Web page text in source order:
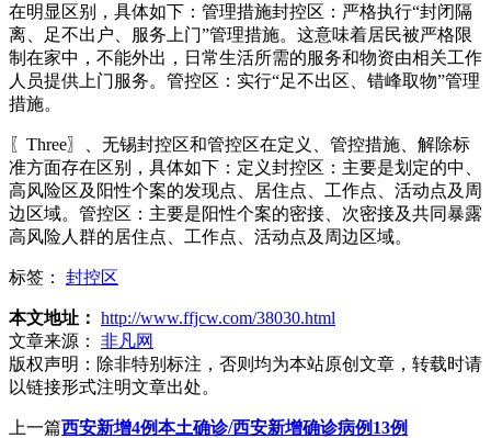
在明显区别，具体如下：管理措施封控区：严格执行“封闭隔
离、足不出户、服务上门”管理措施。这意味着居民被严格限
制在家中，不能外出，日常生活所需的服务和物资由相关工作
人员提供上门服务。管控区：实行“足不出区、错峰取物”管理
措施。
〖Three〗、无锡封控区和管控区在定义、管控措施、解除标
准方面存在区别，具体如下：定义封控区：主要是划定的中、
高风险区及阳性个案的发现点、居住点、工作点、活动点及周
边区域。管控区：主要是阳性个案的密接、次密接及共同暴露
高风险人群的居住点、工作点、活动点及周边区域。
标签： 封控区
本文地址： http://www.ffjcw.com/38030.html
文章来源：
非凡网
版权声明： 除非特别标注，否则均为本站原创文章，转载时请
以链接形式注明文章出处。
上一篇西安新增4例本土确诊/西安新增确诊病例13例